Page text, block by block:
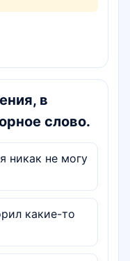
в
слово.
никак не могу
какие-то